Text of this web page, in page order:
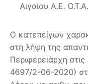
Αιγαίου Α.Ε.
Ο κατεπείγων
στη λήψη της
Περιφερειάρχη
4697/2-06-2020)